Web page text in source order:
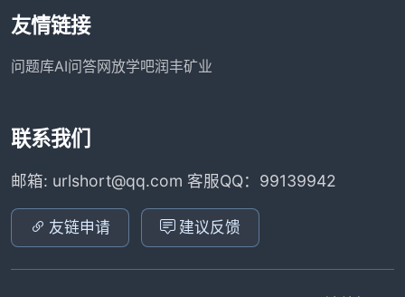
友情链接
问题库AI问答网放学吧润丰矿业
联系我们
邮箱: urlshort@qq.com 客服QQ：99139942
友链申请 建议反馈